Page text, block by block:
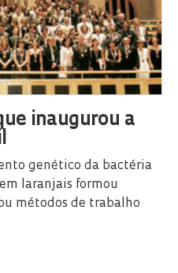
inaugurou a
genético da bactéria
laranjais formou
métodos de trabalho